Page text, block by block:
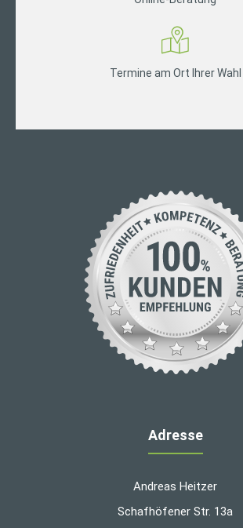
Termine am Ort Ihrer Wahl
Adresse
Andreas Heitzer
Schafhöfener Str. 13a